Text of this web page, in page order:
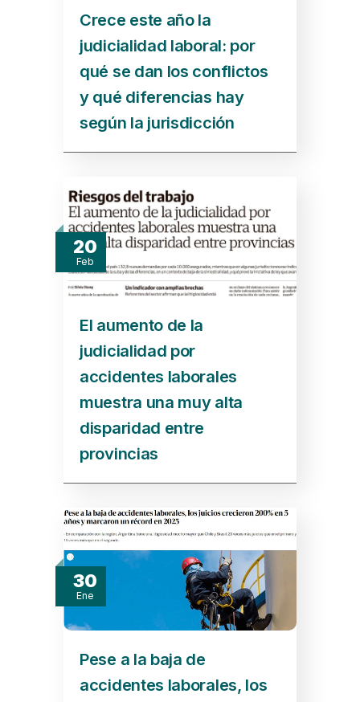
Crece este año la
judicialidad laboral: por
qué se dan los conflictos
y qué diferencias hay
según la jurisdicción
20
Feb
El aumento de la
judicialidad por
accidentes laborales
muestra una muy alta
disparidad entre
provincias
30
Ene
Pese a la baja de
accidentes laborales, los